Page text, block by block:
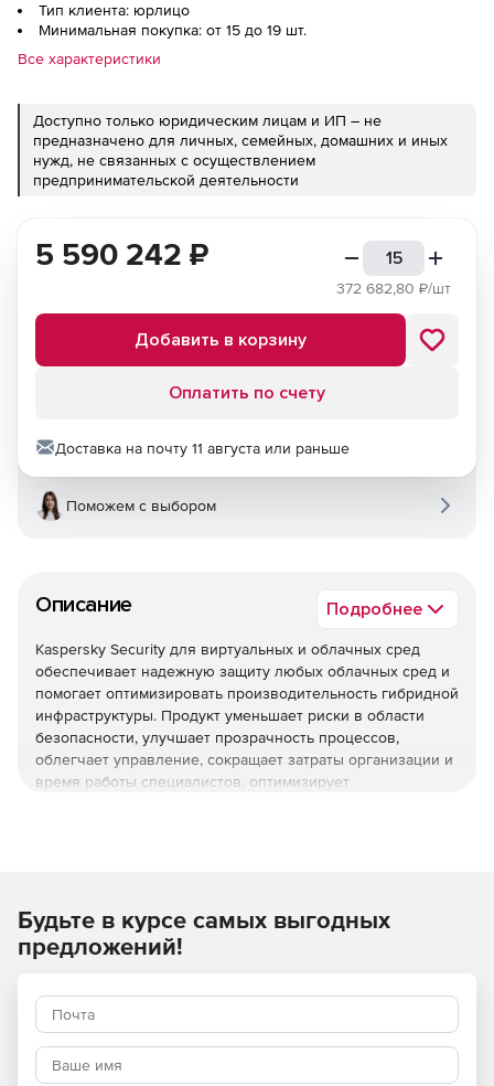
Тип клиента: юрлицо
Минимальная покупка: от 15 до 19 шт.
Все характеристики
Доступно только юридическим лицам и ИП – не
предназначено для личных, семейных, домашних и иных
нужд, не связанных с осуществлением
предпринимательской деятельности
Описание Подробнее
Kaspersky Security для виртуальных и облачных сред
обеспечивает надежную защиту любых облачных сред и
помогает оптимизировать производительность гибридной
инфраструктуры. Продукт уменьшает риски в области
безопасности, улучшает прозрачность процессов,
облегчает управление, сокращает затраты организации и
время работы специалистов, оптимизирует
к угрозам разной сложности.
Основные преимущества
Надежная защита мирового уровня
Многоуровневые технологии проактивной защиты
обеспечивают эффективное противостояние различным
5 590 242 ₽
372 682,80 ₽/шт
Добавить в корзину
Оплатить по счету
Доставка на почту 11 августа или раньше
Поможем с выбором
Будьте в курсе самых выгодных
предложений!